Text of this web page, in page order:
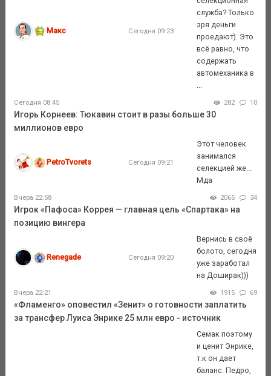
Макс Сегодня 09:23
служба? Только
зря деньги
проедают). Это
всё равно, что
содержать
автомеханика в
...
Сегодня 08:45 282 10
Игорь Корнеев: Тюкавин стоит в разы больше 30
миллионов евро
PetroTvorets Сегодня 09:21
Этот человек
занимался
селекцией же...
Мда
Вчера 22:58 2065 34
Игрок «Пафоса» Коррея — главная цель «Спартака» на
позицию вингера
Renegade Сегодня 09:20
Вернись в своё
болото, сегодня
уже заработал
на Доширак)))
Вчера 22:21 1915 69
«Фламенго» оповестил «Зенит» о готовности заплатить
за трансфер Луиса Энрике 25 млн евро - источник
Семак поэтому
и ценит Энрике,
т.к он дает
баланс. Педро,